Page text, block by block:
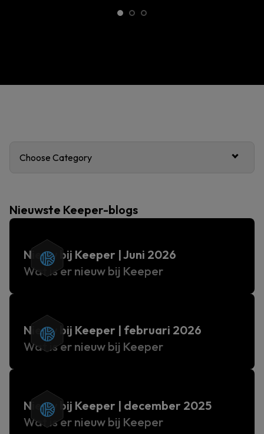
Choose Category
Nieuwste Keeper-blogs
Nieuw bij Keeper | Juni 2026
Wat is er nieuw bij Keeper
Nieuw bij Keeper | februari 2026
Wat is er nieuw bij Keeper
Nieuw bij Keeper | december 2025
Wat is er nieuw bij Keeper